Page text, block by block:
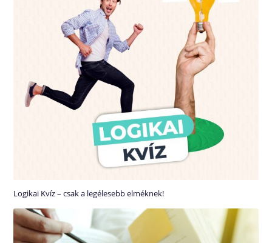
Logikai Kvíz – csak a legélesebb elméknek!